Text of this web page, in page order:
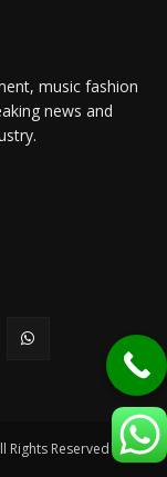
music fashion
news and
Rights Reserved